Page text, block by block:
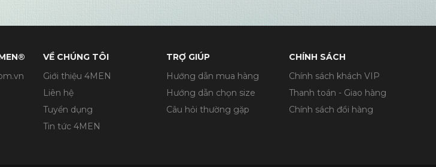
VỀ CHÚNG TÔI
Giới thiệu 4MEN
Liên hệ
Tuyển dụng
Tin tức 4MEN
TRỢ GIÚP
Hướng dẫn mua hàng
Hướng dẫn chọn size
Câu hỏi thường gặp
CHÍNH SÁCH
Chính sách khách VIP
Thanh toán - Giao hàng
Chính sách đổi hàng